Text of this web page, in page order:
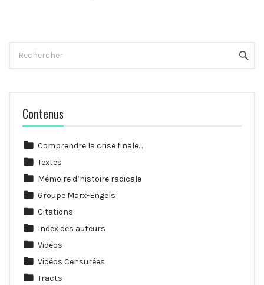
Contenus
Comprendre la crise finale…
Textes
Mémoire d’histoire radicale
Groupe Marx-Engels
Citations
Index des auteurs
Vidéos
Vidéos Censurées
Tracts